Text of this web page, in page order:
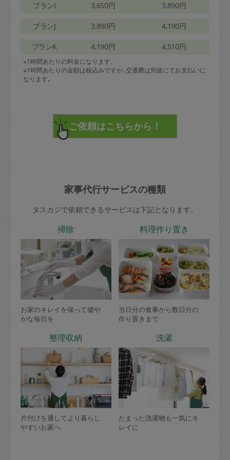
プランI 3,650円 3,890円
プランJ 3,890円 4,190円
プランK 4,190円 4,510円
※1時間あたりの料金になります。
※1時間あたりの金額は税込みですが､交通費は別途にてお支払いに
なります｡
家事代行サービスの種類
タスカジで依頼できるサービスは下記となります。
掃除
お家のキレイを保って健や
かな毎日を
料理作り置き
当日分の食事から数日分の
作り置きまで
整理収納
片付けを通してより暮らし
やすいお家へ
洗濯
たまった洗濯物も一気にキ
レイに